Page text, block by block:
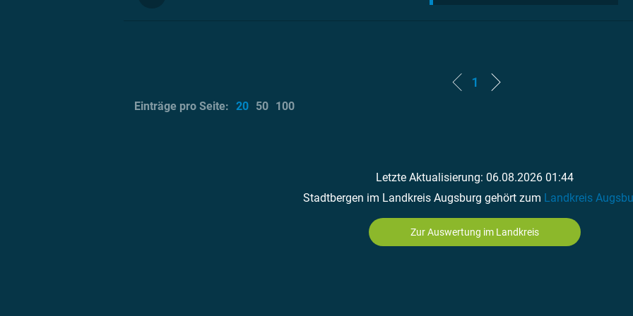
1
Letzte Aktualisierung: 06.08.2026 01:44
Einträge pro Seite: 20 50 100
Stadtbergen im Landkreis Augsburg gehört zum Landkreis
Zur Auswertung im Landkreis